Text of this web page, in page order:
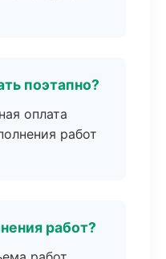
поэтапно?
оплата
работ
работ?